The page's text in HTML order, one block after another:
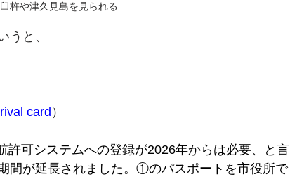
杵や津久見島を見られる
うと、
card ）
許可システムへの登録が2026年からは必要、と言
間が延長されました。①のパスポートを市役所で